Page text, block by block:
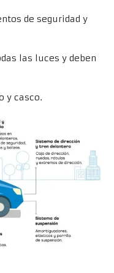
de seguridad y
las luces y deben
y casco.